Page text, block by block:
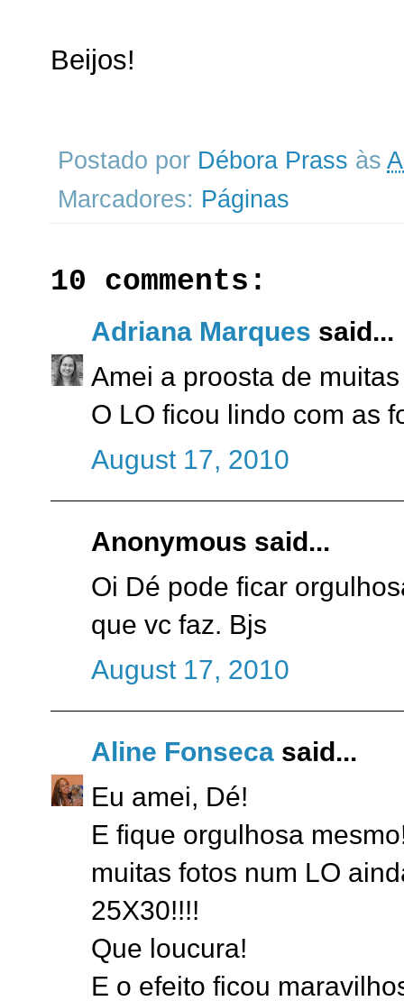
Beijos!
Postado por Débora Prass às
Marcadores: Páginas
10 comments:
Adriana Marques said...
Amei a proosta de
O LO ficou lindo com as
August 17, 2010
Anonymous said...
Oi Dé pode ficar
que vc faz. Bjs
August 17, 2010
Aline Fonseca said...
Eu amei, Dé!
E fique orgulhosa
muitas fotos num LO
25X30!!!!
Que loucura!
E o efeito ficou